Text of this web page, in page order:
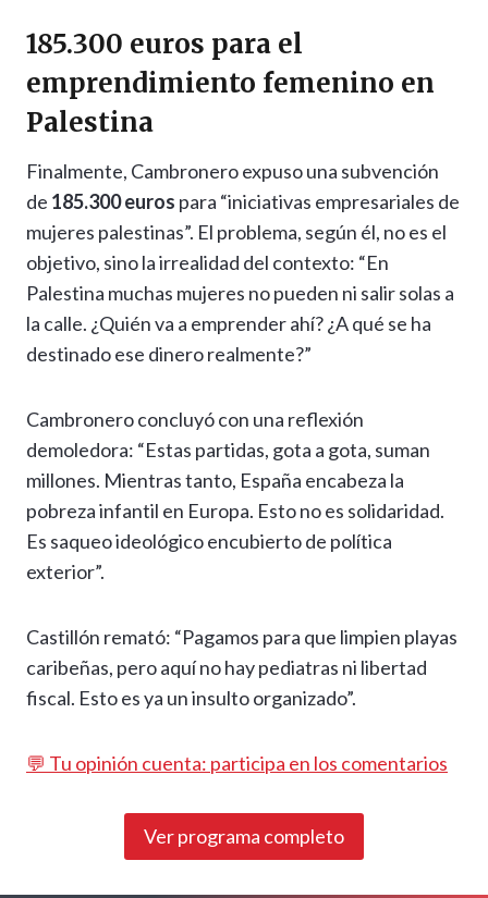
185.300 euros para el
emprendimiento femenino en
Palestina
Finalmente, Cambronero expuso una subvención
de 185.300 euros para “iniciativas empresariales de
mujeres palestinas”. El problema, según él, no es el
objetivo, sino la irrealidad del contexto: “En
Palestina muchas mujeres no pueden ni salir solas a
la calle. ¿Quién va a emprender ahí? ¿A qué se ha
destinado ese dinero realmente?”
Cambronero concluyó con una reflexión
demoledora: “Estas partidas, gota a gota, suman
millones. Mientras tanto, España encabeza la
pobreza infantil en Europa. Esto no es solidaridad.
Es saqueo ideológico encubierto de política
exterior”.
Castillón remató: “Pagamos para que limpien playas
caribeñas, pero aquí no hay pediatras ni libertad
fiscal. Esto es ya un insulto organizado”.
💬 Tu opinión cuenta: participa en los comentarios
Ver programa completo